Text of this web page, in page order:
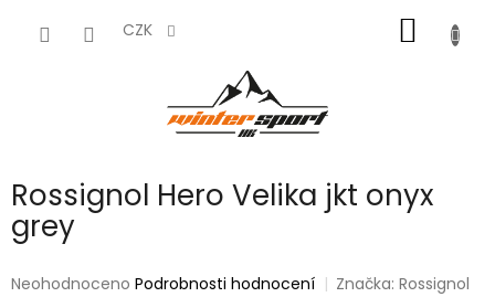
CZK
KOŠÍK
Rossignol Hero Velika jkt onyx
grey
Průměrné
Neohodnoceno Podrobnosti hodnocení Značka:Rossignol